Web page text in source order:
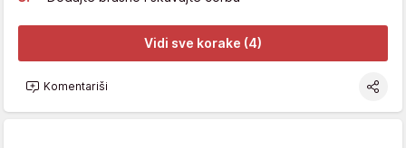
Vidi sve korake (4)
Komentariši